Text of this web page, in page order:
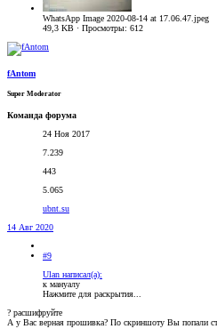
WhatsApp Image 2020-08-14 at 17.06.47.jpeg
49,3 KB · Просмотры: 612
fAntom
Super Moderator
Команда форума
24 Ноя 2017
7.239
443
5.065
ubnt.su
14 Авг 2020
#9
Ulan написал(а):
к мануалу
Нажмите для раскрытия...
? расшифруйте
А у Вас верная прошивка? По скриншоту Вы попали